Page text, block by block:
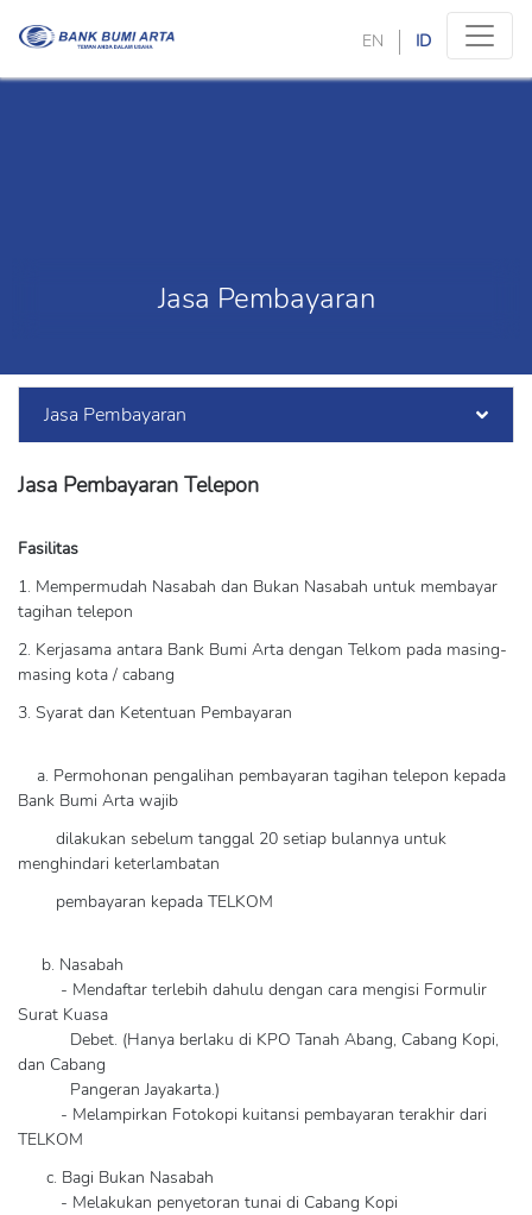
EN ID
Jasa Pembayaran
Jasa Pembayaran
Jasa Pembayaran Telepon
Fasilitas
1. Mempermudah Nasabah dan Bukan Nasabah untuk membayar
tagihan telepon
2. Kerjasama antara Bank Bumi Arta dengan Telkom pada masing-
masing kota / cabang
3. Syarat dan Ketentuan Pembayaran
a. Permohonan pengalihan pembayaran tagihan telepon kepada
Bank Bumi Arta wajib
dilakukan sebelum tanggal 20 setiap bulannya untuk
menghindari keterlambatan
pembayaran kepada TELKOM
b. Nasabah
- Mendaftar terlebih dahulu dengan cara mengisi Formulir
Surat Kuasa
Debet. (Hanya berlaku di KPO Tanah Abang, Cabang Kopi,
dan Cabang
Pangeran Jayakarta.)
- Melampirkan Fotokopi kuitansi pembayaran terakhir dari
TELKOM
c. Bagi Bukan Nasabah
- Melakukan penyetoran tunai di Cabang Kopi